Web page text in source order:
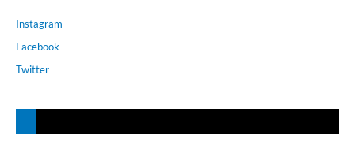
Instagram
Facebook
Twitter